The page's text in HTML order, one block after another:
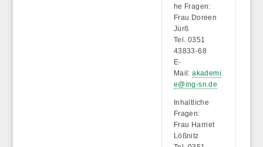
he Fragen:
Frau Doreen
Jürß
Tel. 0351
43833-68
E-
Mail:akademi
e@ing-sn.de
Inhaltliche
Fragen:
Frau Harriet
Lößnitz